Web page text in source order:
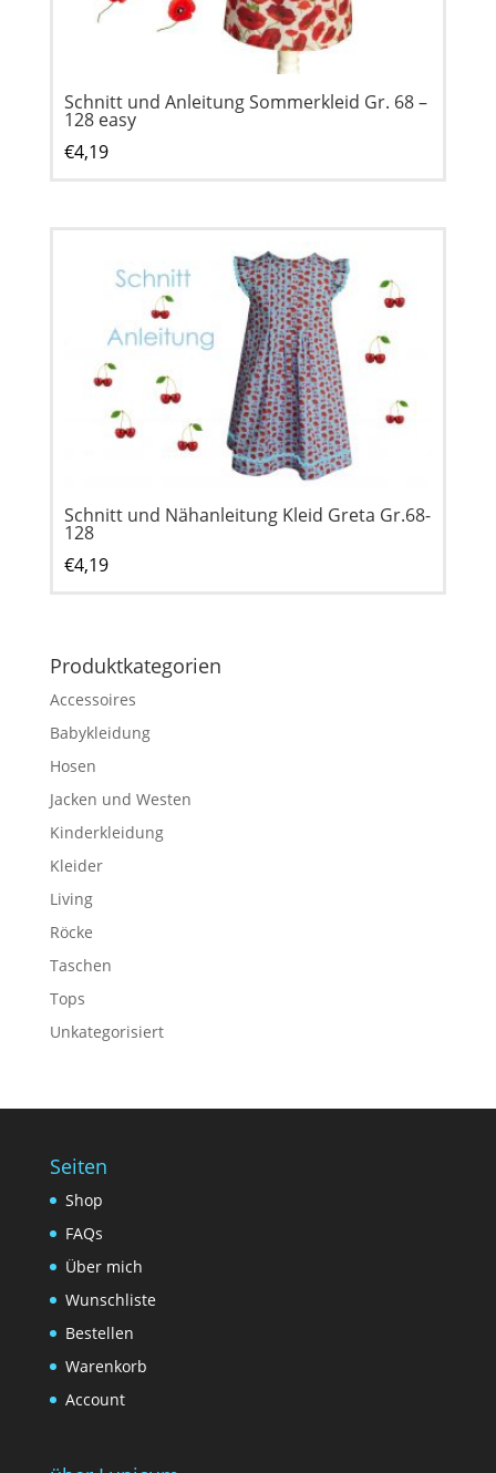
Schnitt und Anleitung Sommerkleid Gr. 68 –
128 easy
€4,19
Schnitt und Nähanleitung Kleid Greta Gr.68-
128
€4,19
Produktkategorien
Accessoires
Babykleidung
Hosen
Jacken und Westen
Kinderkleidung
Kleider
Living
Röcke
Taschen
Tops
Unkategorisiert
Seiten
Shop
FAQs
Über mich
Wunschliste
Bestellen
Warenkorb
Account